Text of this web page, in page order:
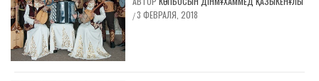
/3 ФЕВРАЛЯ, 2018